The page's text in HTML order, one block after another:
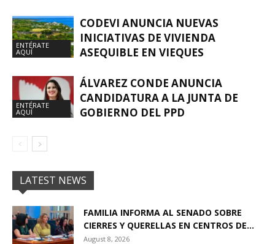
ENTÉRATE
AQUÍ
CODEVI ANUNCIA NUEVAS
INICIATIVAS DE VIVIENDA
ASEQUIBLE EN VIEQUES
ENTÉRATE
AQUÍ
ÁLVAREZ CONDE ANUNCIA
CANDIDATURA A LA JUNTA DE
GOBIERNO DEL PPD
LATEST NEWS
FAMILIA INFORMA AL SENADO SOBRE
CIERRES Y QUERELLAS EN CENTROS DE...
August 8, 2026